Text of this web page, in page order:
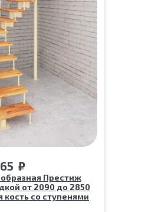
₽
Престиж
от 2090 до 2850
со ступенями